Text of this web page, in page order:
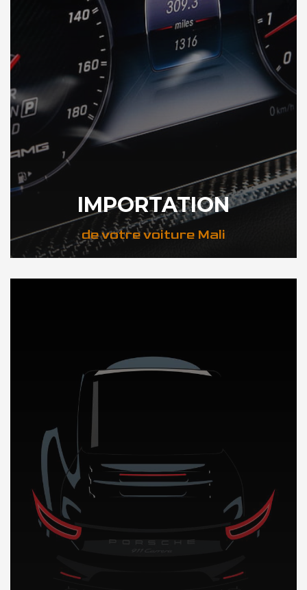
IMPORTATION
de votre voiture Mali
DÉCOUVREZ NOTRE IMPORTATION AUTO au Mali